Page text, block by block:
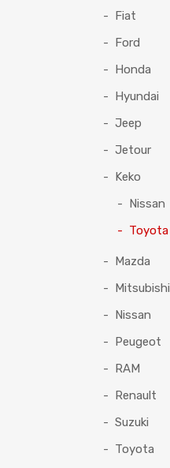
Fiat
Ford
Honda
Hyundai
Jeep
Jetour
Keko
Nissan
Toyota
Mazda
Mitsubishi
Nissan
Peugeot
RAM
Renault
Suzuki
Toyota